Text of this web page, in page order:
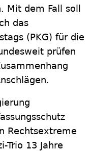
dem Fall soll
das
(PKG) für die
prüfen
Rechtsextreme
Trio 13 Jahre